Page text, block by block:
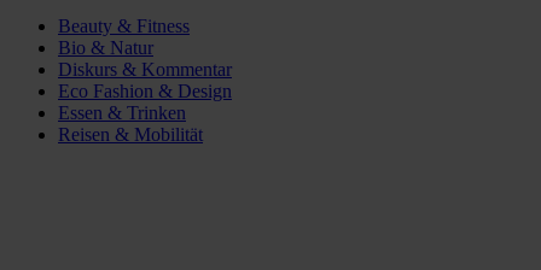
Beauty & Fitness
Bio & Natur
Diskurs & Kommentar
Eco Fashion & Design
Essen & Trinken
Reisen & Mobilität